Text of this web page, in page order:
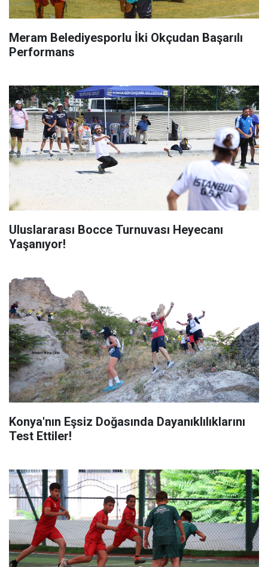
Meram Belediyesporlu İki Okçudan Başarılı
Performans
Uluslararası Bocce Turnuvası Heyecanı
Yaşanıyor!
Konya'nın Eşsiz Doğasında Dayanıklılıklarını
Test Ettiler!